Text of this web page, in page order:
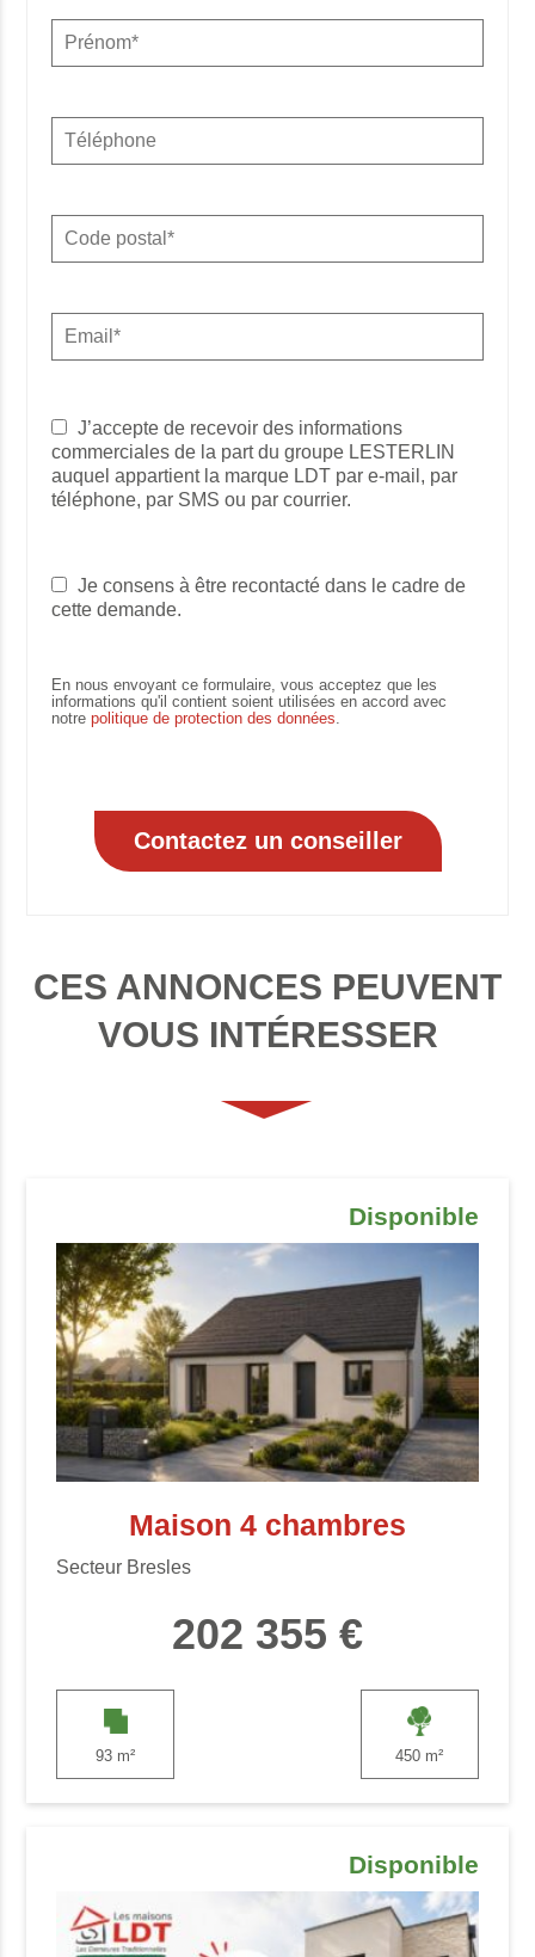
J’accepte de recevoir des informations
commerciales de la part du groupe LESTERLIN
auquel appartient la marque LDT par e-mail, par
téléphone, par SMS ou par courrier.
Je consens à être recontacté dans le cadre de
cette demande.
En nous envoyant ce formulaire, vous acceptez que les
informations qu'il contient soient utilisées en accord avec
notrepolitique de protection des données.
CES ANNONCES PEUVENT
VOUS INTÉRESSER
Disponible
Maison 4 chambres
Secteur Bresles
202 355 €
93 m² 450 m²
Disponible